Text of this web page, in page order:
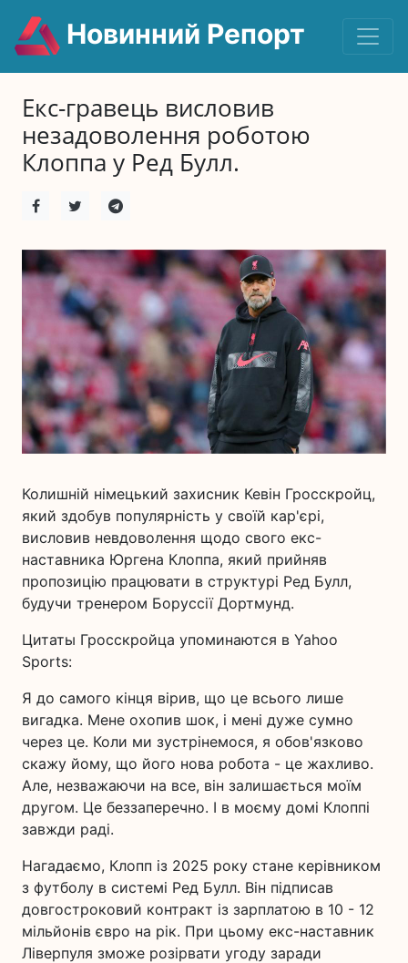
Новинний Репорт
Екс-гравець висловив
незадоволення роботою
Клоппа у Ред Булл.
Колишній німецький захисник Кевін Гросскройц,
який здобув популярність у своїй кар'єрі,
висловив невдоволення щодо свого екс-
наставника Юргена Клоппа, який прийняв
пропозицію працювати в структурі Ред Булл,
будучи тренером Боруссії Дортмунд.
Цитаты Гросскройца упоминаются в Yahoo
Sports:
Я до самого кінця вірив, що це всього лише
вигадка. Мене охопив шок, і мені дуже сумно
через це. Коли ми зустрінемося, я обов'язково
скажу йому, що його нова робота - це жахливо.
Але, незважаючи на все, він залишається моїм
другом. Це беззаперечно. І в моєму домі Клоппі
завжди раді.
Нагадаємо, Клопп із 2025 року стане керівником
з футболу в системі Ред Булл. Він підписав
довгостроковий контракт із зарплатою в 10 - 12
мільйонів євро на рік. При цьому екс-наставник
Ліверпуля зможе розірвати угоду заради